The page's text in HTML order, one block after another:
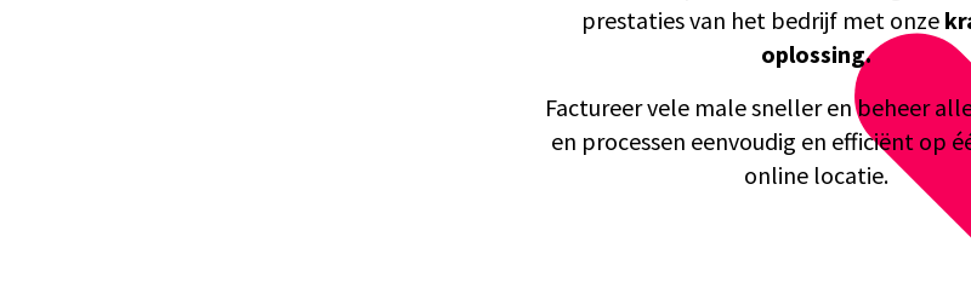
prestaties van het bedrijf met onze
oplossing.
Factureer vele male sneller en beheer
en processen eenvoudig en efficiënt op
online locatie.